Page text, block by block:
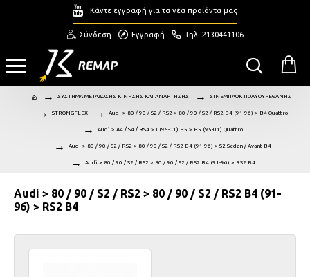
Κάντε εγγραφή για τα νέα προϊόντα μας
Σύνδεση Εγγραφή Τηλ. 2130441106
ΣΥΣΤΗΜΑ ΜΕΤΑΔΟΣΗΣ ΚΙΝΗΣΗΣ ΚΑΙ ΑΝΑΡΤΗΣΗΣ ΣΙΝΕΜΠΛΟΚ ΠΟΛΥΟΥΡΕΘΑΝΗΣ
STRONGFLEX Audi > 80 / 90 / S2 / RS2 > 80 / 90 / S2 / RS2 B4 (91-96) > B4 Quattro
Audi > A4 / S4 / RS4 > I (95-01) B5 > B5 (95-01) Quattro
Audi > 80 / 90 / S2 / RS2 > 80 / 90 / S2 / RS2 B4 (91-96) > S2 Sedan / Avant B4
Audi > 80 / 90 / S2 / RS2 > 80 / 90 / S2 / RS2 B4 (91-96) > RS2 B4
Audi > 80 / 90 / S2 / RS2 > 80 / 90 / S2 / RS2 B4 (91-
96) > RS2 B4